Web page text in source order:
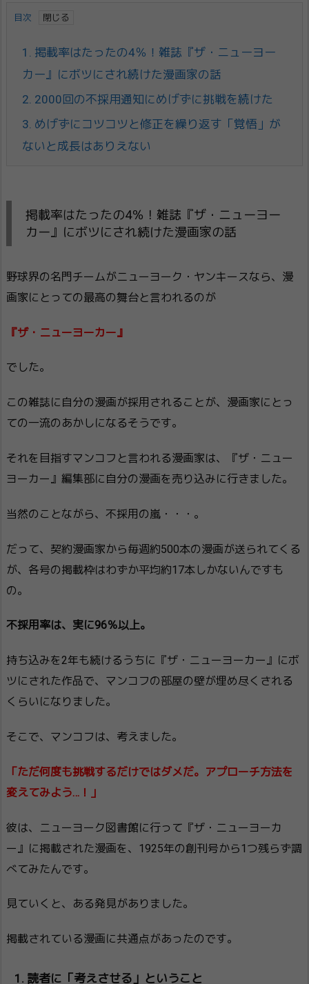
目次
1.
掲載率はたったの4％！雑誌『ザ・ニューヨー
カー』にボツにされ続けた漫画家の話
2. 2000回の不採用通知にめげずに挑戦を続けた
3. めげずにコツコツと修正を繰り返す「覚悟」が
ないと成長はありえない
掲載率はたったの4％！雑誌『ザ・ニューヨー
カー』にボツにされ続けた漫画家の話
野球界の名門チームがニューヨーク・ヤンキースなら、漫
画家にとっての最高の舞台と言われるのが
『ザ・ニューヨーカー』
でした。
この雑誌に自分の漫画が採用されることが、漫画家にとっ
ての一流のあかしになるそうです。
それを目指すマンコフと言われる漫画家は、『ザ・ニュー
ヨーカー』編集部に自分の漫画を売り込みに行きました。
当然のことながら、不採用の嵐・・・。
だって、契約漫画家から毎週約500本の漫画が送られてくる
が、各号の掲載枠はわずか平均約17本しかないんですも
の。
不採用率は、実に96％以上。
持ち込みを2年も続けるうちに『ザ・ニューヨーカー』にボ
ツにされた作品で、マンコフの部屋の壁が埋め尽くされる
くらいになりました。
そこで、マンコフは、考えました。
「ただ何度も挑戦するだけではダメだ。アプローチ方法を
変えてみよう…！」
彼は、ニューヨーク図書館に行って『ザ・ニューヨーカ
ー』に掲載された漫画を、1925年の創刊号から1つ残らず調
べてみたんです。
見ていくと、ある発見がありました。
掲載されている漫画に共通点があったのです。
読者に「考えさせる」ということ